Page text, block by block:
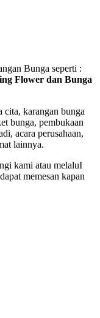
Bunga seperti :
Flower dan Bunga
cita, karangan bunga
bunga, pembukaan
acara perusahaan,
lainnya.
kami atau melaluI
memesan kapan